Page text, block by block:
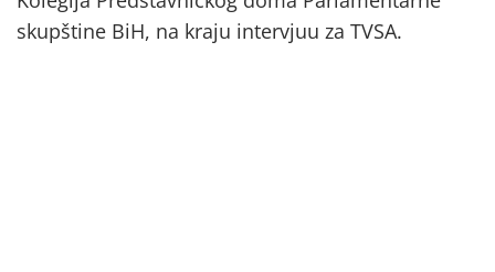
skupštine BiH, na kraju intervjuu za TVSA.